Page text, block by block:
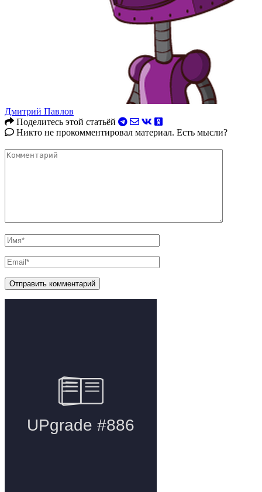
Дмитрий Павлов
Поделитесь этой статьёй
Никто не прокомментировал материал. Есть мысли?